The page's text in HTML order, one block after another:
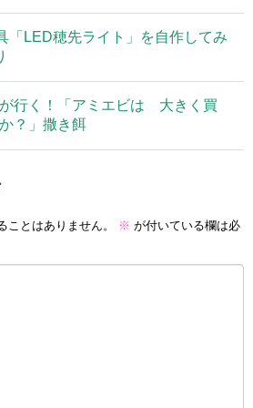
「LED穂先ライト」を自作してみ
行く！「アミエビは 大きく買
？」撒き餌
ことはありません。 ※ が付いている欄は必